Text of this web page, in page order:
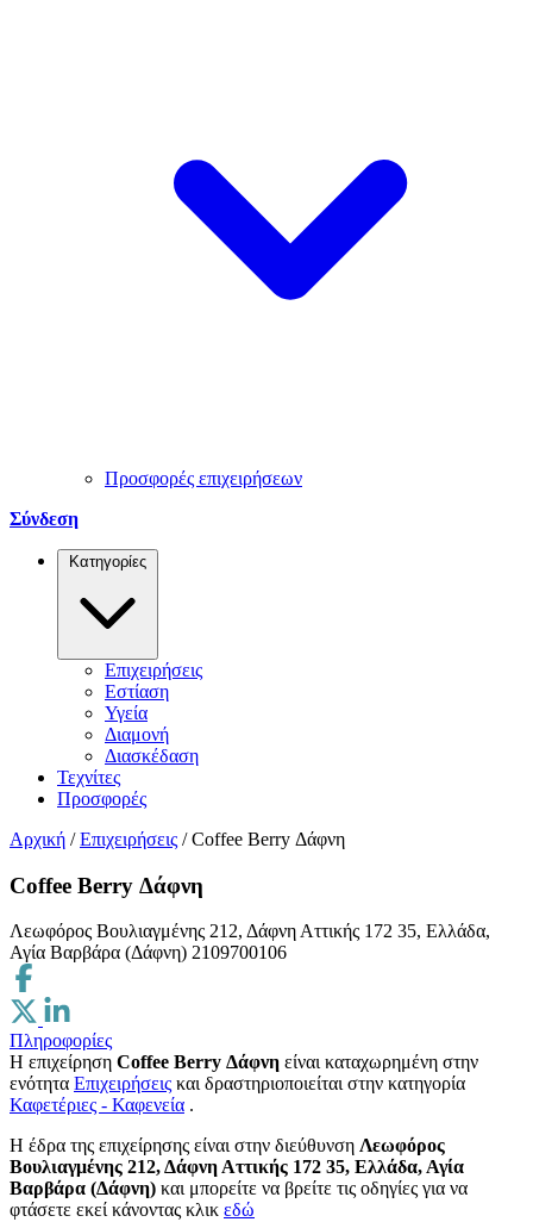
Προσφορές επιχειρήσεων
Σύνδεση
Κατηγορίες
Επιχειρήσεις
Εστίαση
Υγεία
Διαμονή
Διασκέδαση
Τεχνίτες
Προσφορές
Αρχική / Επιχειρήσεις / Coffee Berry Δάφνη
Coffee Berry Δάφνη
Λεωφόρος Βουλιαγμένης 212, Δάφνη Αττικής 172 35, Ελλάδα,
Αγία Βαρβάρα (Δάφνη) 2109700106
Πληροφορίες
Η επιχείρηση Coffee Berry Δάφνη είναι καταχωρημένη στην
ενότητα Επιχειρήσεις και δραστηριοποιείται στην κατηγορία
Καφετέριες - Καφενεία .
H έδρα της επιχείρησης είναι στην διεύθυνση Λεωφόρος
Βουλιαγμένης 212, Δάφνη Αττικής 172 35, Ελλάδα, Αγία
Βαρβάρα (Δάφνη) και μπορείτε να βρείτε τις οδηγίες για να
φτάσετε εκεί κάνοντας κλικ εδώ